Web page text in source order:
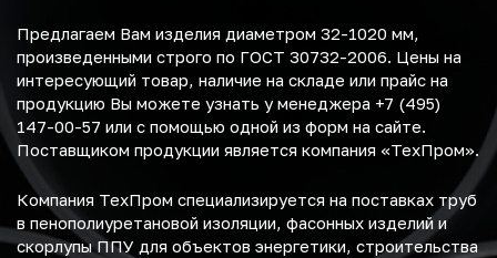
Предлагаем Вам изделия диаметром 32-1020 мм,
произведенными строго по ГОСТ 30732-2006. Цены на
интересующий товар, наличие на складе или прайс на
продукцию Вы можете узнать у менеджера +7 (495)
147-00-57 или с помощью одной из форм на сайте.
Поставщиком продукции является компания «ТехПром».
Компания ТехПром специализируется на поставках труб
в пенополиуретановой изоляции, фасонных изделий и
скорлупы ППУ для объектов энергетики, строительства